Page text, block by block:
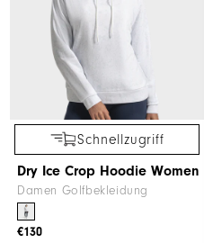
Schnellzugriff
Dry Ice Crop Hoodie Women
Damen Golfbekleidung
€130